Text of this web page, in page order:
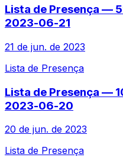
Lista de Presença —
2023-06-21
21 de jun. de 2023
Lista de Presença
Lista de Presença —
2023-06-20
20 de jun. de 2023
Lista de Presença